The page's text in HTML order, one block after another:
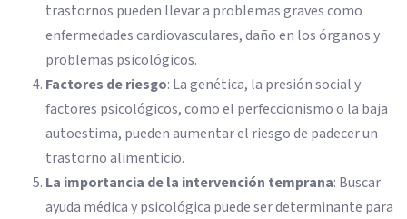
trastornos pueden llevar a problemas graves como
enfermedades cardiovasculares, daño en los órganos y
problemas psicológicos.
Factores de riesgo: La genética, la presión social y
factores psicológicos, como el perfeccionismo o la baja
autoestima, pueden aumentar el riesgo de padecer un
trastorno alimenticio.
La importancia de la intervención temprana: Buscar
ayuda médica y psicológica puede ser determinante para